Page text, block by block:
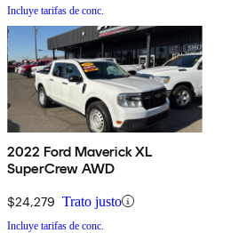
Incluye tarifas de conc.
2022 Ford Maverick XL
SuperCrew AWD
$24,279 Trato justo
Incluye tarifas de conc.